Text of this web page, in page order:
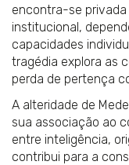
encontra-se
institucional,
capacidades
tragédia explora as
perda de pertença
A alteridade de
sua associação ao
entre inteligência,
contribui para a